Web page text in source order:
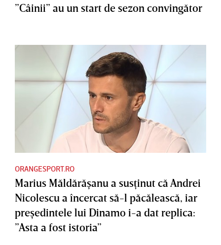
”Câinii” au un start de sezon convingător
ORANGESPORT.RO
Marius Măldărăşanu a susţinut că Andrei
Nicolescu a încercat să-l păcălească, iar
preşedintele lui Dinamo i-a dat replica:
”Asta a fost istoria”